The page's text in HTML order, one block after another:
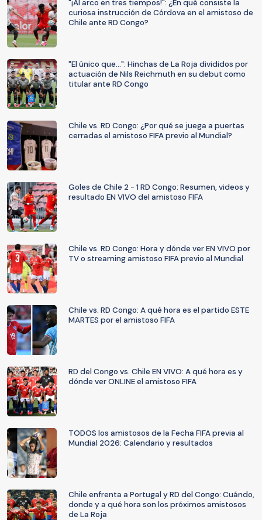
"¡Al arco en tres tiempos!": ¿En qué consiste la
curiosa instrucción de Córdova en el amistoso de
Chile ante RD Congo?
"El único que...": Hinchas de La Roja divididos por
actuación de Nils Reichmuth en su debut como
titular ante RD Congo
Chile vs. RD Congo: ¿Por qué se juega a puertas
cerradas el amistoso FIFA previo al Mundial?
Goles de Chile 2 - 1 RD Congo: Resumen, videos y
resultado EN VIVO del amistoso FIFA
Chile vs. RD Congo: Hora y dónde ver EN VIVO por
TV o streaming amistoso FIFA previo al Mundial
Chile vs. RD Congo: A qué hora es el partido ESTE
MARTES por el amistoso FIFA
RD del Congo vs. Chile EN VIVO: A qué hora es y
dónde ver ONLINE el amistoso FIFA
TODOS los amistosos de la Fecha FIFA previa al
Mundial 2026: Calendario y resultados
Chile enfrenta a Portugal y RD del Congo: Cuándo,
donde y a qué hora son los próximos amistosos
de La Roja